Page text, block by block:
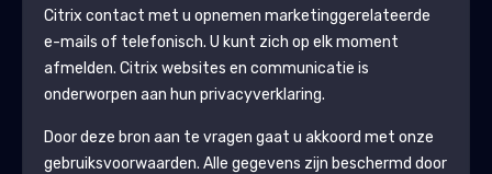
Citrix contact met u opnemen marketinggerelateerde
e-mails of telefonisch. U kunt zich op elk moment
afmelden. Citrix websites en communicatie is
onderworpen aan hun privacyverklaring.
Door deze bron aan te vragen gaat u akkoord met onze
gebruiksvoorwaarden. Alle gegevens zijn beschermd door